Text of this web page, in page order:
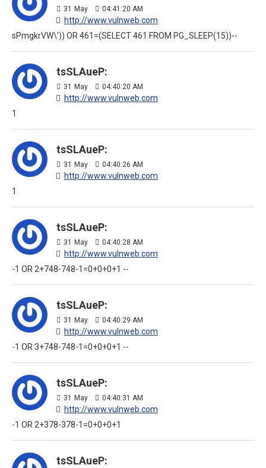
31 May 04:41:20 AM
http://www.vulnweb.com
sPmgkrVW\')) OR 461=(SELECT 461 FROM PG_SLEEP(15))--
tsSLAueP:
31 May 04:40:20 AM
http://www.vulnweb.com
1
tsSLAueP:
31 May 04:40:26 AM
http://www.vulnweb.com
1
tsSLAueP:
31 May 04:40:28 AM
http://www.vulnweb.com
-1 OR 2+748-748-1=0+0+0+1 --
tsSLAueP:
31 May 04:40:29 AM
http://www.vulnweb.com
-1 OR 3+748-748-1=0+0+0+1 --
tsSLAueP:
31 May 04:40:31 AM
http://www.vulnweb.com
-1 OR 2+378-378-1=0+0+0+1
tsSLAueP: